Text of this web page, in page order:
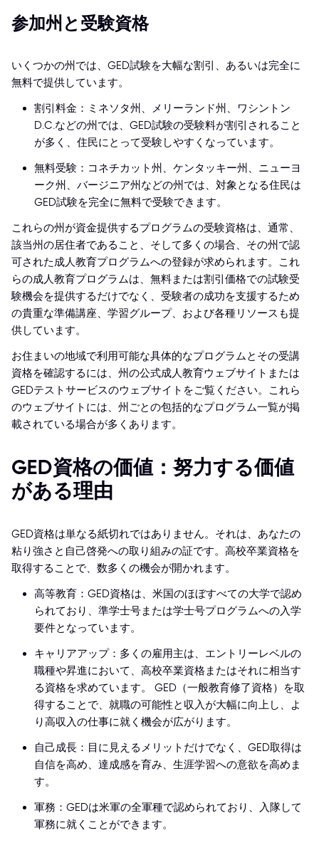
参加州と受験資格
いくつかの州では、GED試験を大幅な割引、あるいは完全に
無料で提供しています。
割引料金：ミネソタ州、メリーランド州、ワシントン
D.C.などの州では、GED試験の受験料が割引されること
が多く、住民にとって受験しやすくなっています。
無料受験：コネチカット州、ケンタッキー州、ニューヨ
ーク州、バージニア州などの州では、対象となる住民は
GED試験を完全に無料で受験できます。
これらの州が資金提供するプログラムの受験資格は、通常、
該当州の居住者であること、そして多くの場合、その州で認
可された成人教育プログラムへの登録が求められます。これ
らの成人教育プログラムは、無料または割引価格での試験受
験機会を提供するだけでなく、受験者の成功を支援するため
の貴重な準備講座、学習グループ、および各種リソースも提
供しています。
お住まいの地域で利用可能な具体的なプログラムとその受講
資格を確認するには、州の公式成人教育ウェブサイトまたは
GEDテストサービスのウェブサイトをご覧ください。これら
のウェブサイトには、州ごとの包括的なプログラム一覧が掲
載されている場合が多くあります。
GED資格の価値：努力する価値
がある理由
GED資格は単なる紙切れではありません。それは、あなたの
粘り強さと自己啓発への取り組みの証です。高校卒業資格を
取得することで、数多くの機会が開かれます。
高等教育：GED資格は、米国のほぼすべての大学で認め
られており、準学士号または学士号プログラムへの入学
要件となっています。
キャリアアップ：多くの雇用主は、エントリーレベルの
職種や昇進において、高校卒業資格またはそれに相当す
る資格を求めています。 GED（一般教育修了資格）を取
得することで、就職の可能性と収入が大幅に向上し、よ
り高収入の仕事に就く機会が広がります。
自己成長：目に見えるメリットだけでなく、GED取得は
自信を高め、達成感を育み、生涯学習への意欲を高めま
す。
軍務：GEDは米軍の全軍種で認められており、入隊して
軍務に就くことができます。